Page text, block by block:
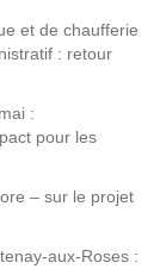
et de chaufferie
: retour
:
pour les
– sur le projet
aux-Roses :